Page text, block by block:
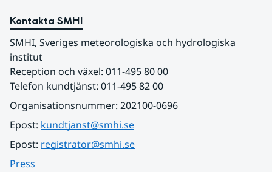
Kontakta SMHI
SMHI, Sveriges meteorologiska och hydrologiska
institut
Reception och växel: 011-495 80 00
Telefon kundtjänst: 011-495 82 00
Organisationsnummer: 202100-0696
Epost: kundtjanst@smhi.se
Epost: registrator@smhi.se
Press